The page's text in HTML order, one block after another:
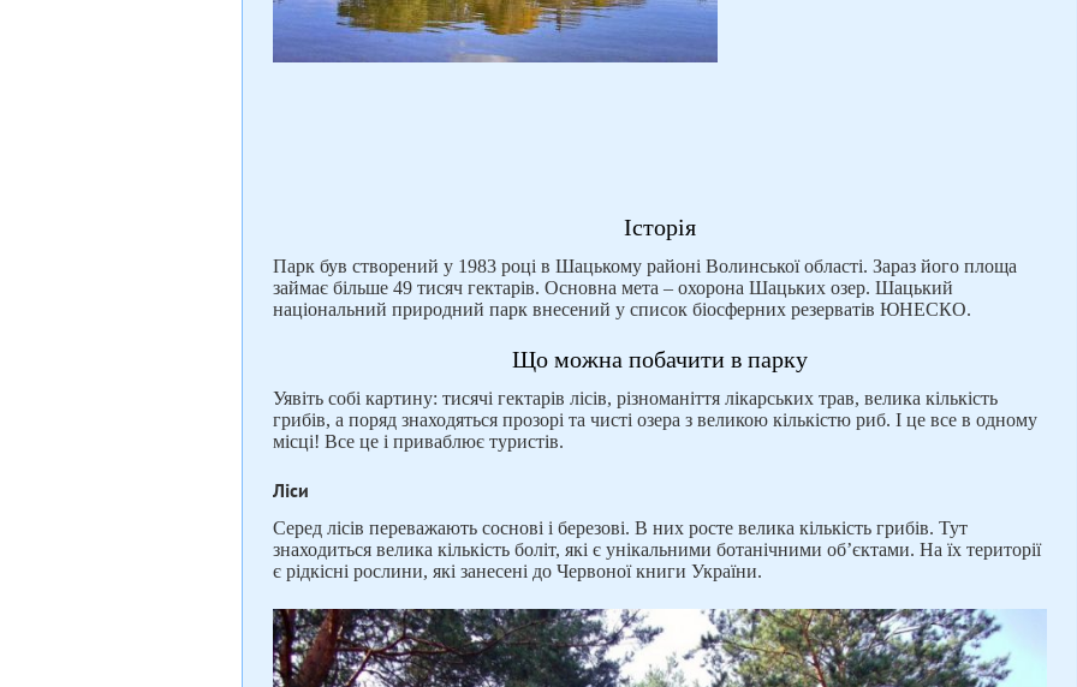
Історія
Парк був створений у 1983 році в Шацькому районі Волинської області. Зараз його площа
займає більше 49 тисяч гектарів. Основна мета – охорона Шацьких озер. Шацький
національний природний парк внесений у список біосферних резерватів ЮНЕСКО.
Що можна побачити в парку
Уявіть собі картину: тисячі гектарів лісів, різноманіття лікарських трав, велика кількість
грибів, а поряд знаходяться прозорі та чисті озера з великою кількістю риб. І це все в одному
місці! Все це і приваблює туристів.
Ліси
Серед лісів переважають соснові і березові. В них росте велика кількість грибів. Тут
знаходиться велика кількість боліт, які є унікальними ботанічними об’єктами. На їх території
є рідкісні рослини, які занесені до Червоної книги України.